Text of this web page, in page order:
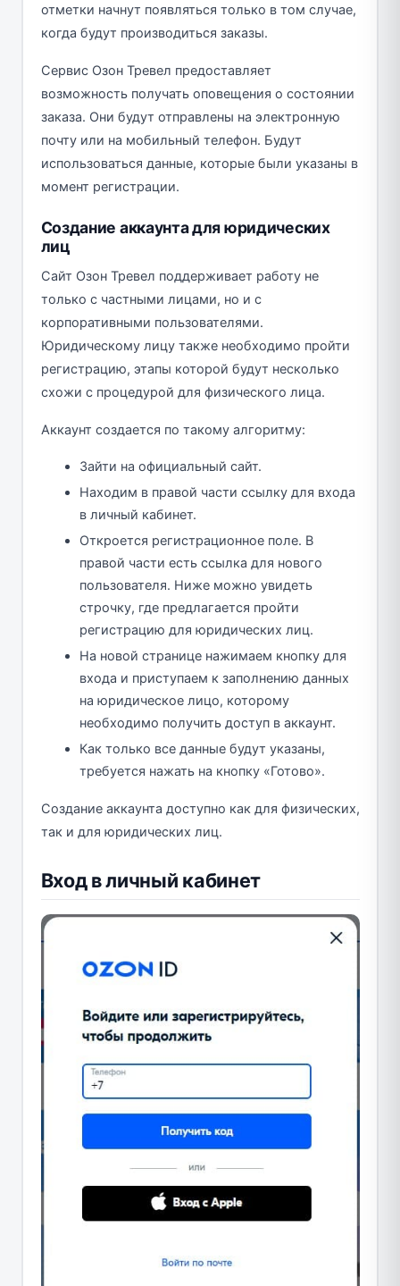
отметки начнут появляться только в том случае,
когда будут производиться заказы.
Сервис Озон Тревел предоставляет
возможность получать оповещения о состоянии
заказа. Они будут отправлены на электронную
почту или на мобильный телефон. Будут
использоваться данные, которые были указаны в
момент регистрации.
Создание аккаунта для юридических
лиц
Сайт Озон Тревел поддерживает работу не
только с частными лицами, но и с
корпоративными пользователями.
Юридическому лицу также необходимо пройти
регистрацию, этапы которой будут несколько
схожи с процедурой для физического лица.
Аккаунт создается по такому алгоритму:
Зайти на официальный сайт.
Находим в правой части ссылку для входа
в личный кабинет.
Откроется регистрационное поле. В
правой части есть ссылка для нового
пользователя. Ниже можно увидеть
строчку, где предлагается пройти
регистрацию для юридических лиц.
На новой странице нажимаем кнопку для
входа и приступаем к заполнению данных
на юридическое лицо, которому
необходимо получить доступ в аккаунт.
Как только все данные будут указаны,
требуется нажать на кнопку «Готово».
Создание аккаунта доступно как для физических,
так и для юридических лиц.
Вход в личный кабинет